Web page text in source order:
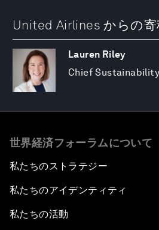
United Airlines からの寄
Lauren Riley
Chief
世界経済フォーラムについて
私たちのストラテジー
私たちのアイデンティティ
私たちの活動